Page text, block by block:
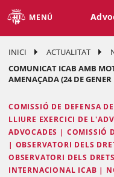
MENÚ
INICI ACTUALITAT
COMUNICAT ICAB AMB
AMENAÇADA (24 DE GENER
COMISSIÓ DE DEFENSA
LLIURE EXERCICI DE
ADVOCADES | COMISSIÓ
| OBSERVATORI DELS
OBSERVATORI DELS
INTERNACIONAL ICAB |